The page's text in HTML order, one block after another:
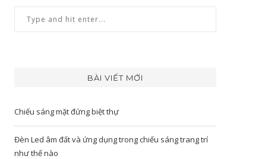
BÀI VIẾT MỚI
Chiếu sáng mặt đứng biệt thự
Đèn Led âm đất và ứng dụng trong chiếu sáng trang trí
như thế nào